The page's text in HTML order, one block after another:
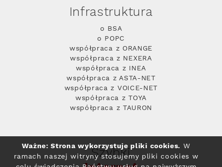
Infrastruktura
o BSA
o POPC
współpraca z ORANGE
współpraca z NEXERA
współpraca z INEA
współpraca z ASTA-NET
współpraca z VOICE-NET
współpraca z TOYA
współpraca z TAURON
Szybki
Ważne: Strona wykorzystuje pliki cookies. W
ramach naszej witryny stosujemy pliki cookies w